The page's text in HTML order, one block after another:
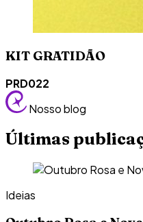
KIT GRATIDÃO
PRD022
Nosso blog
Últimas
Ideias